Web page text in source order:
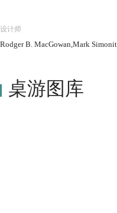
设计师
Rodger B. MacGowan,Mark
桌游图库